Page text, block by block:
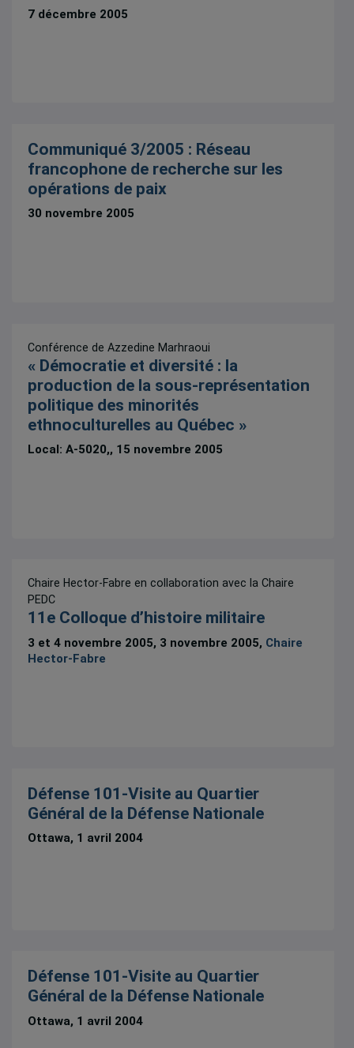
7 décembre 2005
Communiqué 3/2005 : Réseau
francophone de recherche sur les
opérations de paix
30 novembre 2005
Conférence de Azzedine Marhraoui
« Démocratie et diversité : la
production de la sous-représentation
politique des minorités
ethnoculturelles au Québec »
Local: A-5020,, 15 novembre 2005
Chaire Hector-Fabre en collaboration avec la Chaire
PEDC
11e Colloque d’histoire militaire
3 et 4 novembre 2005, 3 novembre 2005, Chaire
Hector-Fabre
Défense 101-Visite au Quartier
Général de la Défense Nationale
Ottawa, 1 avril 2004
Défense 101-Visite au Quartier
Général de la Défense Nationale
Ottawa, 1 avril 2004